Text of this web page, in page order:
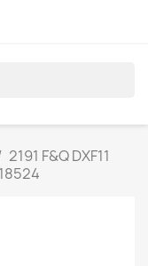
2191 F&Q DXF11